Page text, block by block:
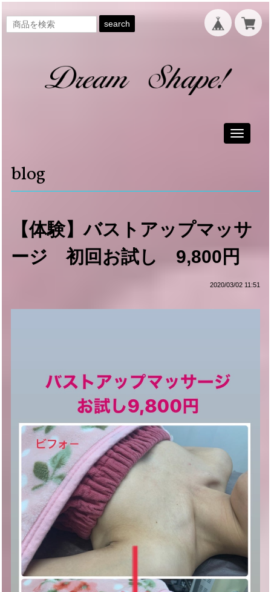
search
Toggle
blog
【体験】バストアップマッサ
ージ 初回お試し 9,800円
2020/03/02 11:51